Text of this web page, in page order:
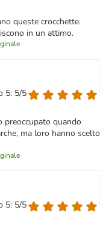
queste crocchette.
in un attimo.
5: 5/5
quando
ma loro hanno scelto
5: 5/5